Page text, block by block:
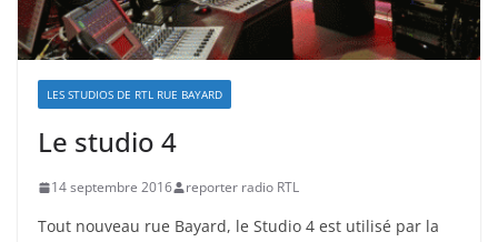
LES STUDIOS DE RTL RUE BAYARD
Le studio 4
14 septembre 2016 reporter radio RTL
Tout nouveau rue Bayard, le Studio 4 est utilisé par la